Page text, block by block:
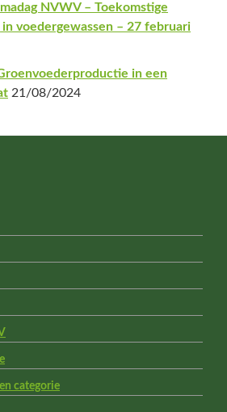
NVWV – Toekomstige
voedergewassen – 27 februari
in een
21/08/2024
categorie